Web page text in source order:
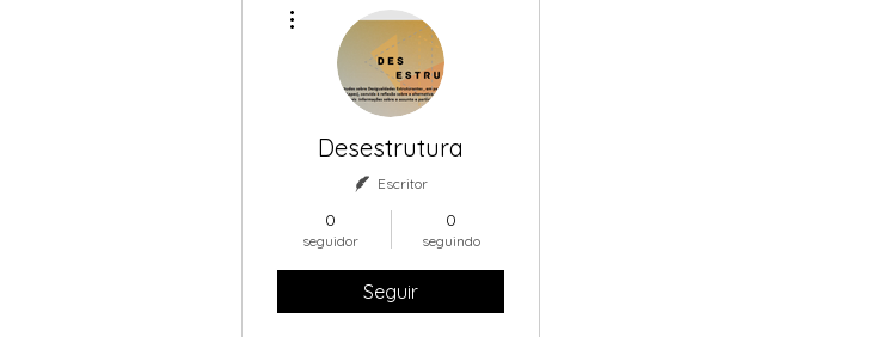
Desestrutura
Escritor
0
seguidor
0
seguindo
Seguir